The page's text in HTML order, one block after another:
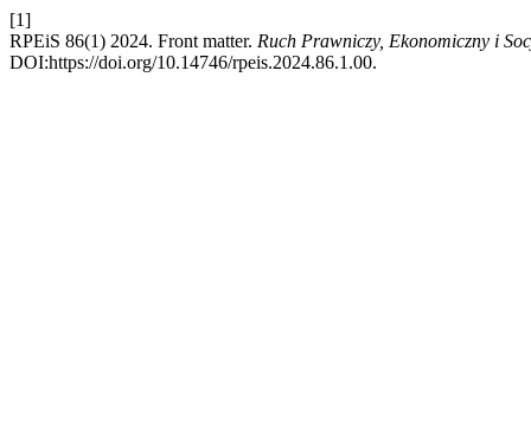
[1]
RPEiS 86(1) 2024. Front matter. Ruch Prawniczy, Ekonomiczny i
DOI:https://doi.org/10.14746/rpeis.2024.86.1.00.